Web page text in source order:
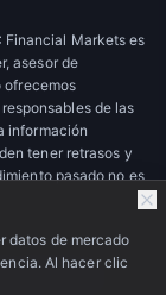
Financial Markets es
asesor de
ofrecemos
de las
información
tener retrasos y
pasado no es
los derechos
datos de mercado
Al hacer clic